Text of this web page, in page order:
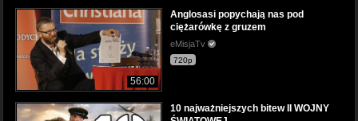
56:00
Anglosasi popychają nas pod
ciężarówkę z gruzem
eMisjaTv
720p
10 najważniejszych bitew II WOJNY